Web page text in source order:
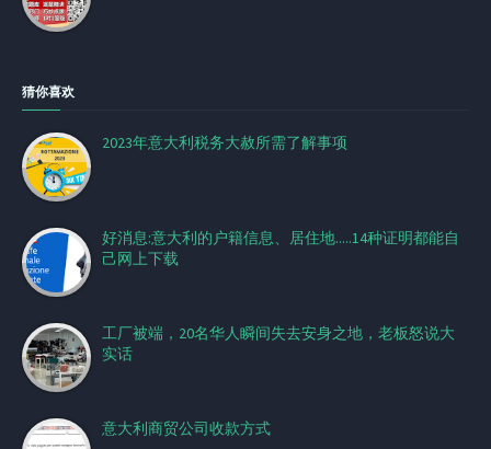
猜你喜欢
2023年意大利税务大赦所需了解事项
好消息:意大利的户籍信息、居住地.....14种证明都能自
己网上下载
工厂被端，20名华人瞬间失去安身之地，老板怒说大
实话
意大利商贸公司收款方式